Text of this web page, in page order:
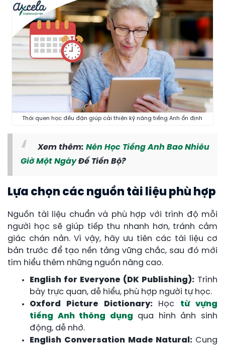
Thói quen học đều đặn giúp cải thiện kỹ năng tiếng Anh ổn định
Xem thêm: Nên Học Tiếng Anh Bao Nhiêu
Giờ Một NgàyĐể Tiến Bộ?
Lựa chọn các nguồn tài liệu phù hợp
Nguồn tài liệu chuẩn và phù hợp với trình độ mỗi
người học sẽ giúp tiếp thu nhanh hơn, tránh cảm
giác chán nản. Vì vậy, hãy ưu tiên các tài liệu cơ
bản trước để tạo nền tảng vững chắc, sau đó mới
tìm hiểu thêm những nguồn nâng cao.
English for Everyone (DK Publishing): Trình
bày trực quan, dễ hiểu, phù hợp người tự học.
Oxford Picture Dictionary:Học từ vựng
tiếng Anh thông dụng qua hình ảnh sinh
động, dễ nhớ.
English Conversation Made Natural: Cung